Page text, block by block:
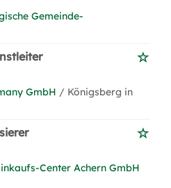
Gemeinde-
GmbH / Königsberg in
Center Achern GmbH